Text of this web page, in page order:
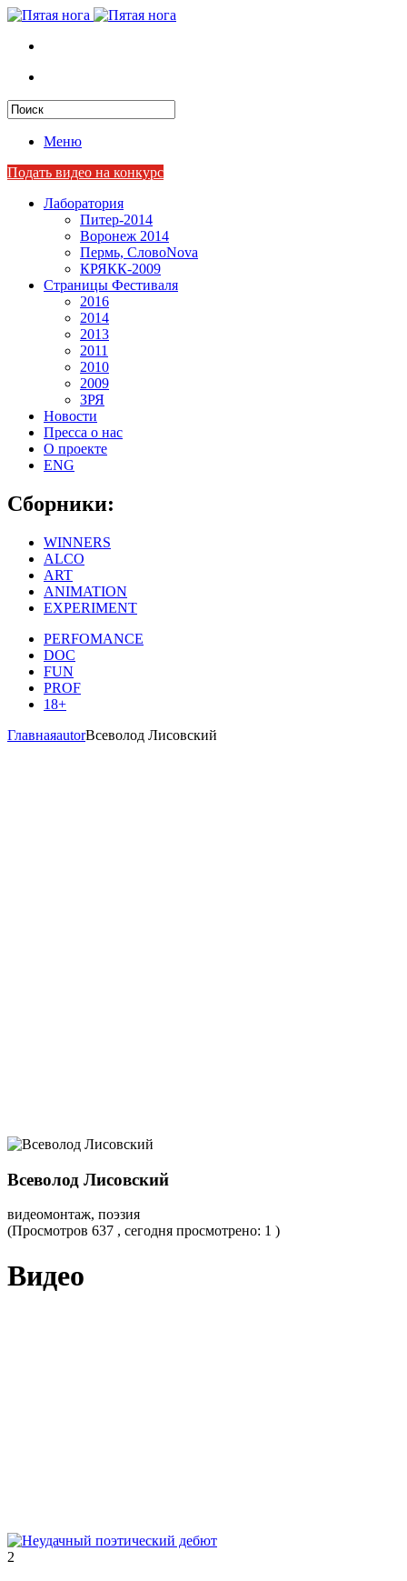
Меню
Подать видео на конкурс
Лаборатория
Питер-2014
Воронеж 2014
Пермь, СловоNova
КРЯКК-2009
Страницы Фестиваля
2016
2014
2013
2011
2010
2009
ЗРЯ
Новости
Пресса о нас
О проекте
ENG
Сборники:
WINNERS
ALCO
ART
ANIMATION
EXPERIMENT
PERFOMANCE
DOC
FUN
PROF
18+
ГлавнаяautorВсеволод Лисовский
Всеволод Лисовский
видеомонтаж, поэзия
(Просмотров 637 , сегодня просмотрено: 1 )
Видео
2